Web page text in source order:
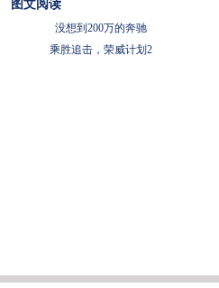
图文阅读
没想到200万的奔驰
乘胜追击，荣威计划2